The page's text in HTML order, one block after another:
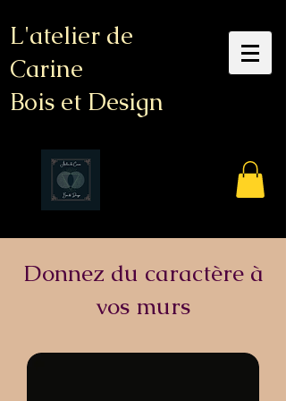
L'atelier de
Carine
Bois et Design
Donnez du caractère à
vos murs